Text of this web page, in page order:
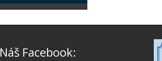
Náš Facebook: